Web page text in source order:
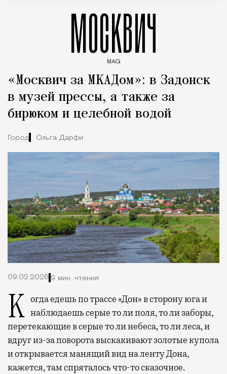
МОСКВИЧ
MAG
«Москвич за МКАДом»: в Задонск
в музей прессы, а также за
бирюком и целебной водой
Город Ольга Дарфи
09.02.2026 9 мин. чтения
Когда едешь по трассе «Дон» в сторону юга и наблюдаешь серые то ли поля, то ли заборы,
перетекающие в серые то ли небеса, то ли леса, и
вдруг из-за поворота выскакивают золотые купола
и открывается манящий вид на ленту Дона,
кажется, там спряталось что-то сказочное.